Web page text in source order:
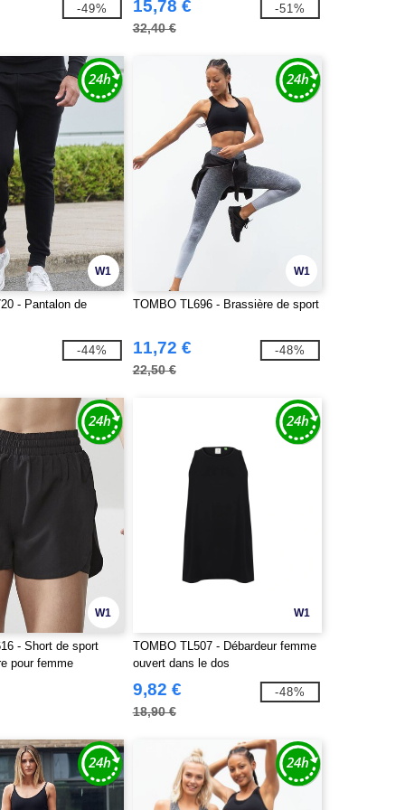
-49% 15,78 €
32,40 €
-51%
W1
- Pantalon de
-44%
W1
TOMBO TL696 - Brassière de sport
11,72 €
22,50 €
-48%
W1
- Short de sport
pour femme
W1
TOMBO TL507 - Débardeur femme
ouvert dans le dos
9,82 €
18,90 €
-48%